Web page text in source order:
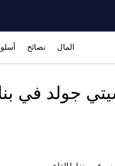
المال نصائح
جولد في